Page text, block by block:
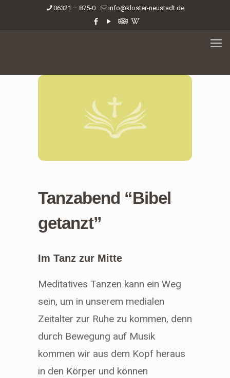
06321 – 875-0 info@kloster-neustadt.de
Tanzabend “Bibel
getanzt”
Im Tanz zur Mitte
Meditatives Tanzen kann ein Weg
sein, um in unserem medialen
Zeitalter zur Ruhe zu kommen, denn
durch Bewegung auf Musik
kommen wir aus dem Kopf heraus
in den Körper und können